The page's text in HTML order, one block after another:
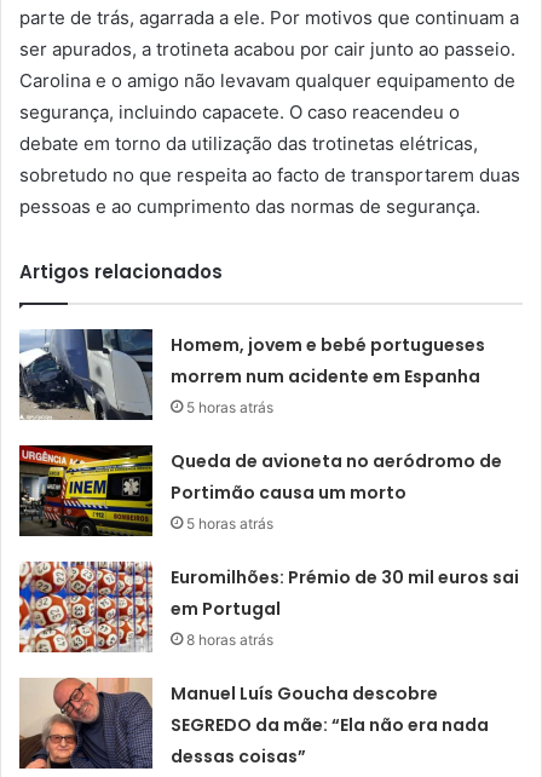
parte de trás, agarrada a ele. Por motivos que continuam a
ser apurados, a trotineta acabou por cair junto ao passeio.
Carolina e o amigo não levavam qualquer equipamento de
segurança, incluindo capacete. O caso reacendeu o
debate em torno da utilização das trotinetas elétricas,
sobretudo no que respeita ao facto de transportarem duas
pessoas e ao cumprimento das normas de segurança.
Artigos relacionados
Homem, jovem e bebé portugueses
morrem num acidente em Espanha
5 horas atrás
Queda de avioneta no aeródromo de
Portimão causa um morto
5 horas atrás
Euromilhões: Prémio de 30 mil euros sai
em Portugal
8 horas atrás
Manuel Luís Goucha descobre
SEGREDO da mãe: “Ela não era nada
dessas coisas”